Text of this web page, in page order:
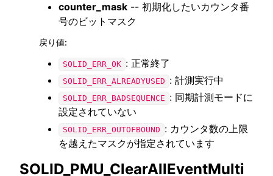
counter_mask -- 初期化したいカウンタ番
号のビットマスク
戻り値:
SOLID_ERR_OK : 正常終了
SOLID_ERR_ALREADYUSED : 計測実行中
SOLID_ERR_BADSEQUENCE : 同期計測モードに
設定されていない
SOLID_ERR_OUTOFBOUND : カウンタ数の上限
を越えたマスクが指定されています
SOLID_PMU_ClearAllEventMulti